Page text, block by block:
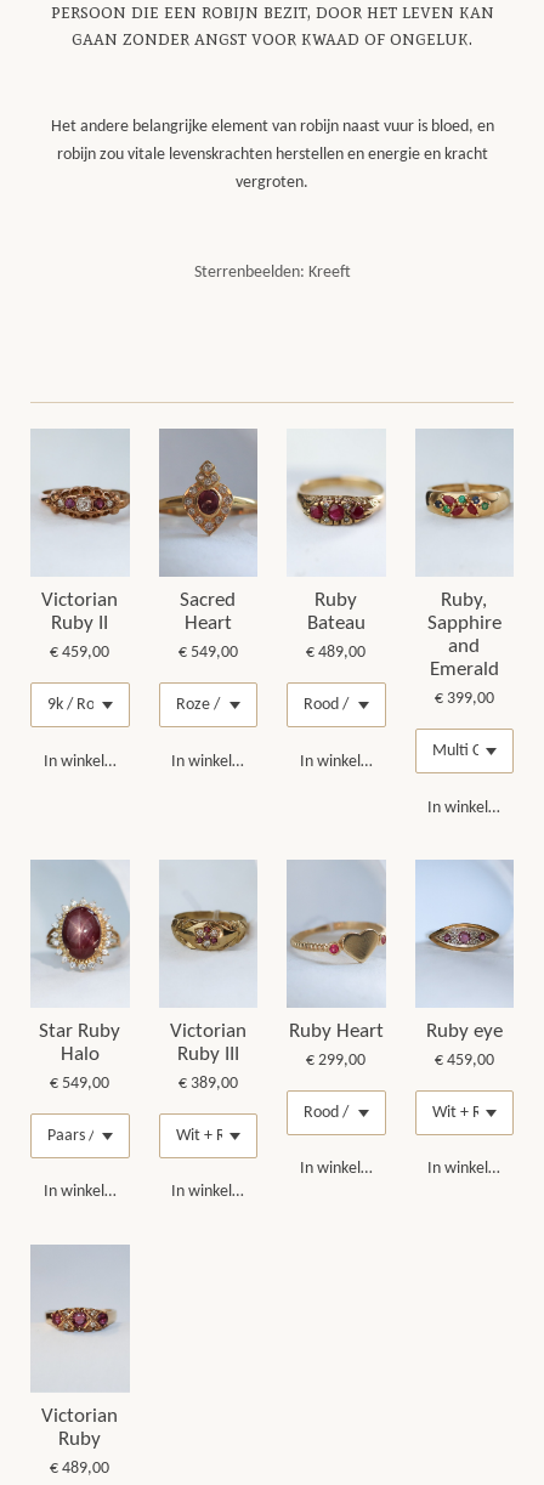
persoon die een robijn bezit, door het leven kan
gaan zonder angst voor kwaad of ongeluk.
Het andere belangrijke element van robijn naast vuur is bloed, en
robijn zou vitale levenskrachten herstellen en energie en kracht
vergroten.
Sterrenbeelden: Kreeft
Victorian
Ruby II
€ 459,00
In winkelwagen
Sacred
Heart
€ 549,00
In winkelwagen
Ruby
Bateau
€ 489,00
In winkelwagen
Ruby,
Sapphire
and
Emerald
€ 399,00
In winkelwagen
Star Ruby
Halo
€ 549,00
In winkelwagen
Victorian
Ruby III
€ 389,00
In winkelwagen
Ruby Heart
€ 299,00
In winkelwagen
Ruby eye
€ 459,00
In winkelwagen
Victorian
Ruby
€ 489,00